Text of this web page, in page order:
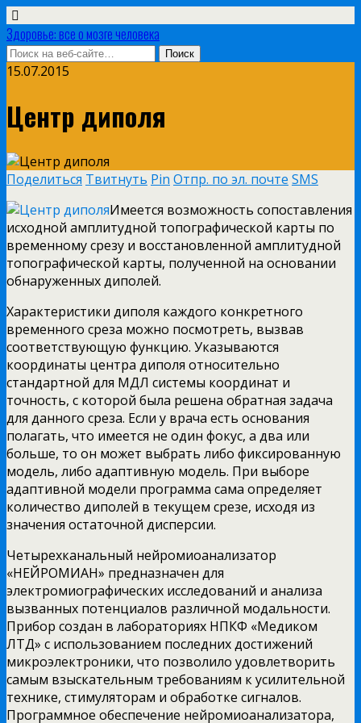
Здоровье: все о мозге человека
15.07.2015
Центр диполя
Поделиться Твитнуть Pin Отпр. по эл. почте SMS
Имеется возможность сопоставления
исходной амплитудной топографической карты по
временному срезу и восстановленной амплитудной
топографической карты, полученной на основании
обнаруженных диполей.
Характеристики диполя каждого конкретного
временного среза можно посмотреть, вызвав
соответствующую функцию. Указываются
координаты центра диполя относительно
стандартной для МДЛ системы координат и
точность, с которой была решена обратная задача
для данного среза. Если у врача есть основания
полагать, что имеется не один фокус, а два или
больше, то он может выбрать либо фиксированную
модель, либо адаптивную модель. При выборе
адаптивной модели программа сама определяет
количество диполей в текущем срезе, исходя из
значения остаточной дисперсии.
Четырехканальный нейромиоанализатор
«НЕЙРОМИАН» предназначен для
электромиографических исследований и анализа
вызванных потенциалов различной модальности.
Прибор создан в лабораториях НПКФ «Медиком
ЛТД» с использованием последних достижений
микроэлектроники, что позволило удовлетворить
самым взыскательным требованиям к усилительной
технике, стимуляторам и обработке сигналов.
Программное обеспечение нейромиоанализатора,